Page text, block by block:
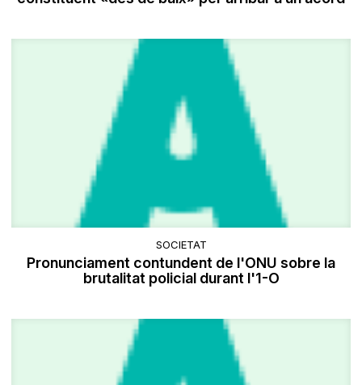
SOCIETAT
Pronunciament contundent de l'ONU sobre la
brutalitat policial durant l'1-O